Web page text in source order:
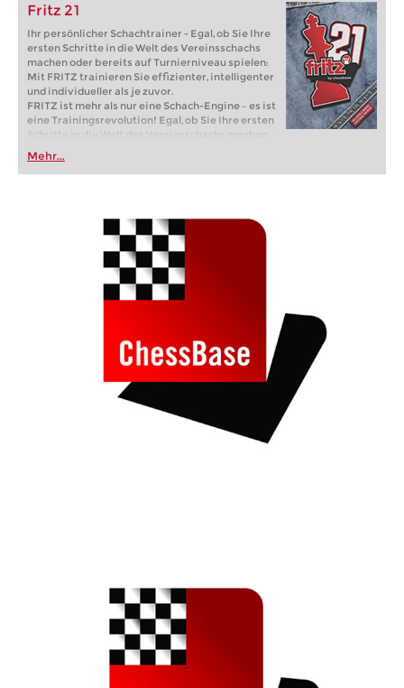
Fritz 21
Ihr persönlicher Schachtrainer - Egal, ob Sie Ihre
ersten Schritte in die Welt des Vereinsschachs
machen oder bereits auf Turnierniveau spielen:
Mit FRITZ trainieren Sie effizienter, intelligenter
und individueller als je zuvor.
FRITZ ist mehr als nur eine Schach-Engine – es ist
eine Trainingsrevolution! Egal, ob Sie Ihre ersten
Schritte in die Welt des Vereinsschachs machen
oder bereits auf Turnierniveau spielen: Mit
FRITZ trainieren Sie effizienter, intelligenter und
individueller als je zuvor.
Mehr...